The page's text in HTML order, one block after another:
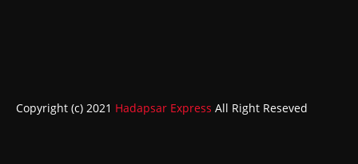
Copyright (c) 2021 Hadapsar Express All Right Reseved